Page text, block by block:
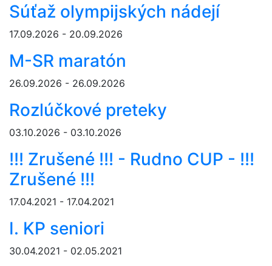
Súťaž olympijských nádejí
17.09.2026 - 20.09.2026
M-SR maratón
26.09.2026 - 26.09.2026
Rozlúčkové preteky
03.10.2026 - 03.10.2026
!!! Zrušené !!! - Rudno CUP - !!!
Zrušené !!!
17.04.2021 - 17.04.2021
I. KP seniori
30.04.2021 - 02.05.2021